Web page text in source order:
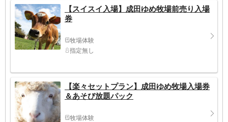
【スイスイ入場】成田ゆめ牧場前売り入場
券
牧場体験
指定無し
【楽々セットプラン】成田ゆめ牧場入場券
＆あそび放題パック
牧場体験